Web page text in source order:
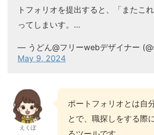
トフォリオを提出すると、「またこ
ってしまいす。…
— うどん@フリーwebデザイナー
May 9, 2024
えくぼ
ポートフォリオとは自
とで、職探しをする際